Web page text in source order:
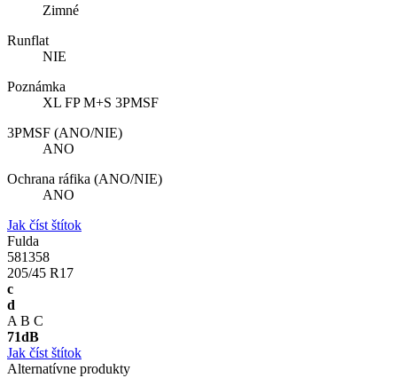
Zimné
Runflat
NIE
Poznámka
XL FP M+S 3PMSF
3PMSF (ANO/NIE)
ANO
Ochrana ráfika (ANO/NIE)
ANO
Jak číst štítok
Fulda
581358
205/45 R17
c
d
A B C
71dB
Jak číst štítok
Alternatívne produkty